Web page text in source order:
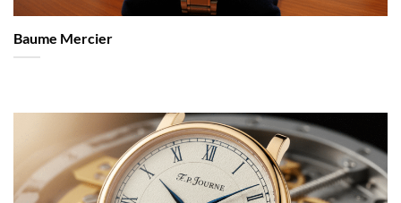
Baume Mercier